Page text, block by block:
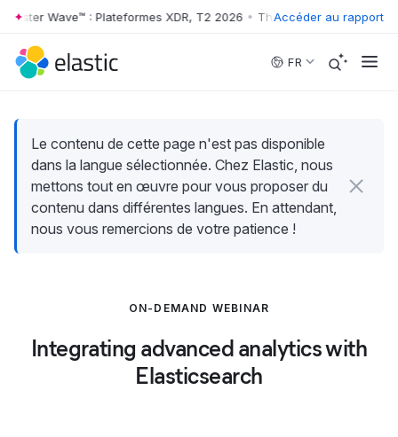
Skip to main content
Wave™ : Plateformes XDR, T2 2026 • The Forrester Wave™ :
Accéder au rapport
FR
Le contenu de cette page n'est pas disponible
dans la langue sélectionnée. Chez Elastic, nous
mettons tout en œuvre pour vous proposer du
contenu dans différentes langues. En attendant,
nous vous remercions de votre patience !
ON-DEMAND WEBINAR
Integrating advanced analytics with
Elasticsearch